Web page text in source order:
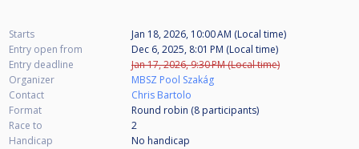
Starts
Jan 18, 2026, 10:00 AM (Local time)
Entry open from
Dec 6, 2025, 8:01 PM (Local time)
Entry deadline
Jan 17, 2026, 9:30 PM (Local time)
Organizer
MBSZ Pool Szakág
Contact
Chris Bartolo
Format
Round robin (8 participants)
Race to
2
Handicap
No handicap